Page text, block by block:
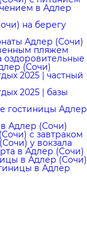
в Адлер
на берегу
Адлер (Сочи)
пляжем
оздоровительные
(Сочи)
2025 | частный
2025 | базы
гостиницы Адлер
Адлер (Сочи)
с завтраком
у вокзала
в Адлер (Сочи)
в Адлер (Сочи)
в Адлер